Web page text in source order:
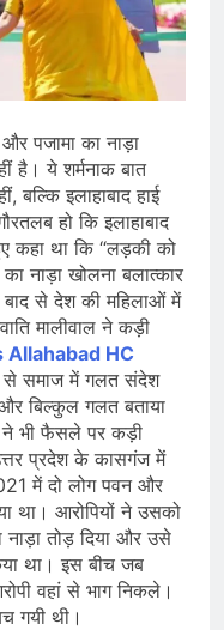
अभियान चौथे
देशभर में ‘हर घर
कार्यक्रमों की
बारिश और बाढ़ की
भारत और पूर्वोत्तर में
पजामा का नाड़ा
है। ये शर्मनाक बात
बल्कि इलाहाबाद हाई
हो कि इलाहाबाद
कहा था कि “लड़की को
नाड़ा खोलना बलात्कार
से देश की महिलाओं में
मालीवाल ने कड़ी
Allahabad HC
से समाज में गलत संदेश
बिल्कुल गलत बताया
ने भी फैसले पर कड़ी
प्रदेश के कासगंज में
में दो लोग पवन और
था। आरोपियों ने उसको
तोड़ दिया और उसे
था। इस बीच जब
वहां से भाग निकले।
गयी थी।